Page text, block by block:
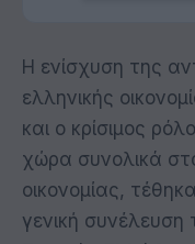
Η ενίσχυση της
ελληνικής
και ο κρίσιμος
χώρα συνολικά
οικονομίας,
γενική συνέλευση